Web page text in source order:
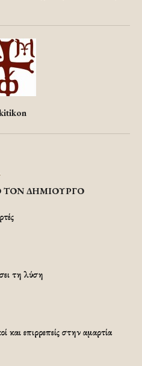
ΤΟΝ ΔΗΜΙΟΥΡΓΟ
τη λύση
και επιρρεπείς στην αμαρτία